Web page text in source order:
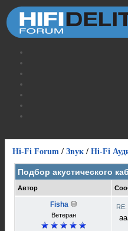
Hi-Fi Forum / Звук / Hi-Fi
Подбор акустического
Автор
Fisha
Ветеран